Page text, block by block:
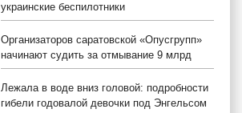
украинские беспилотники
Организаторов саратовской «Опусгрупп»
начинают судить за отмывание 9 млрд
Лежала в воде вниз головой: подробности
гибели годовалой девочки под Энгельсом